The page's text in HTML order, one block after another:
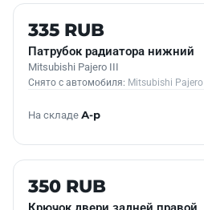
Б/У В НАЛИЧИИ
335 RUB
Патрубок радиатора нижний
Mitsubishi Pajero III
Снято с автомобиля: Mitsubishi Pajero
На складе А-р
Б/У В НАЛИЧИИ
350 RUB